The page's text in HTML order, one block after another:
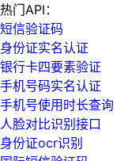
热门API：
短信验证码
身份证实名认证
银行卡四要素验证
手机号码实名认证
手机号使用时长查询
人脸对比识别接口
身份证ocr识别